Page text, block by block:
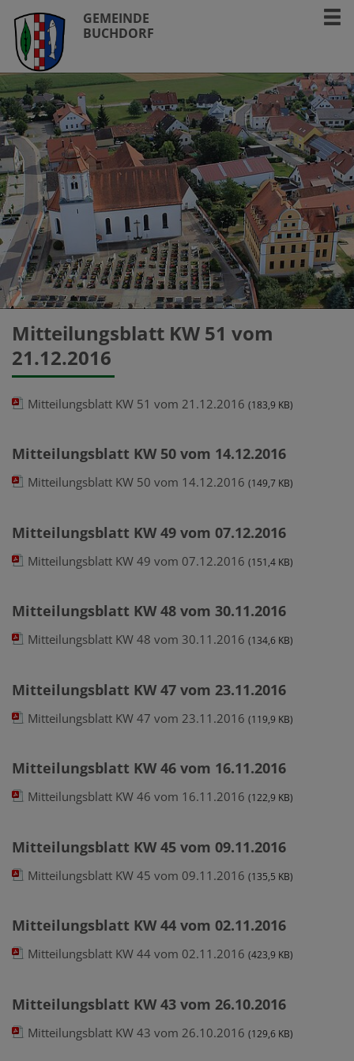
GEMEINDE
BUCHDORF
Mitteilungsblatt KW 51 vom
21.12.2016
Mitteilungsblatt KW 51 vom 21.12.2016 (183,9 KB)
Mitteilungsblatt KW 50 vom 14.12.2016
Mitteilungsblatt KW 50 vom 14.12.2016 (149,7 KB)
Mitteilungsblatt KW 49 vom 07.12.2016
Mitteilungsblatt KW 49 vom 07.12.2016 (151,4 KB)
Mitteilungsblatt KW 48 vom 30.11.2016
Mitteilungsblatt KW 48 vom 30.11.2016 (134,6 KB)
Mitteilungsblatt KW 47 vom 23.11.2016
Mitteilungsblatt KW 47 vom 23.11.2016 (119,9 KB)
Mitteilungsblatt KW 46 vom 16.11.2016
Mitteilungsblatt KW 46 vom 16.11.2016 (122,9 KB)
Mitteilungsblatt KW 45 vom 09.11.2016
Mitteilungsblatt KW 45 vom 09.11.2016 (135,5 KB)
Mitteilungsblatt KW 44 vom 02.11.2016
Mitteilungsblatt KW 44 vom 02.11.2016 (423,9 KB)
Mitteilungsblatt KW 43 vom 26.10.2016
Mitteilungsblatt KW 43 vom 26.10.2016 (129,6 KB)